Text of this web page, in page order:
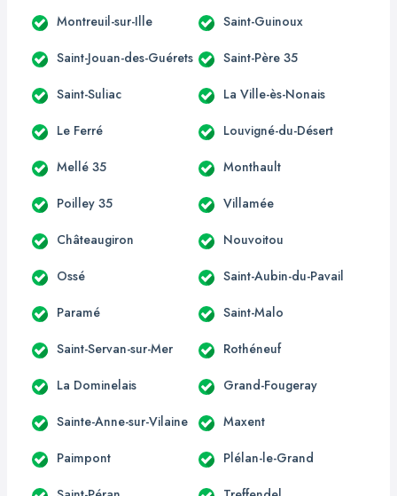
Montreuil-sur-Ille Saint-Guinoux
Saint-Jouan-des-Guérets Saint-Père 35
Saint-Suliac La Ville-ès-Nonais
Le Ferré Louvigné-du-Désert
Mellé 35 Monthault
Poilley 35 Villamée
Châteaugiron Nouvoitou
Ossé Saint-Aubin-du-Pavail
Paramé Saint-Malo
Saint-Servan-sur-Mer Rothéneuf
La Dominelais Grand-Fougeray
Sainte-Anne-sur-Vilaine Maxent
Paimpont Plélan-le-Grand